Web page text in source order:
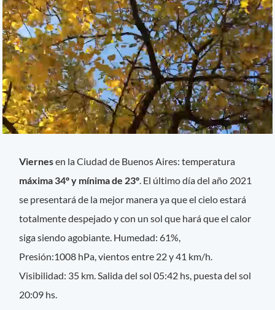
Viernesen la Ciudad de Buenos Aires: temperatura
máxima 34º y mínima de 23º . El último día del año 2021
se presentará de la mejor manera ya que el cielo estará
totalmente despejado y con un sol que hará que el calor
siga siendo agobiante. Humedad: 61%,
Presión:1008 hPa, vientos entre 22 y 41 km/h.
Visibilidad: 35 km. Salida del sol 05:42 hs, puesta del sol
20:09 hs.